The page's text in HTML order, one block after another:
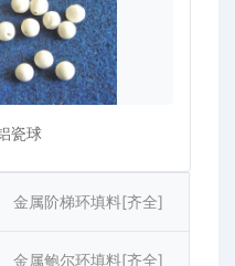
瓷球
金属阶梯环填料[齐全]
金属鲍尔环填料[齐全]